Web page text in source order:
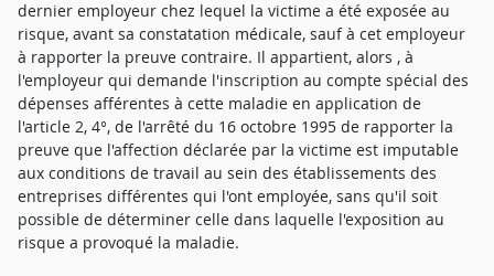
dernier employeur chez lequel la victime a été exposée au
risque, avant sa constatation médicale, sauf à cet employeur
à rapporter la preuve contraire. Il appartient, alors , à
l'employeur qui demande l'inscription au compte spécial des
dépenses afférentes à cette maladie en application de
l'article 2, 4°, de l'arrêté du 16 octobre 1995 de rapporter la
preuve que l'affection déclarée par la victime est imputable
aux conditions de travail au sein des établissements des
entreprises différentes qui l'ont employée, sans qu'il soit
possible de déterminer celle dans laquelle l'exposition au
risque a provoqué la maladie.